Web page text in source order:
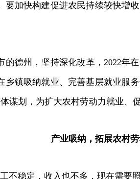
要加快构建促进农民持续较快增
德州，坚持深化改革，2022年在
乡镇吸纳就业、完善基层就业服
谋划，为扩大农村劳动力就业、
产业吸纳，拓展农村
稳定，收入也不多，现在需要照